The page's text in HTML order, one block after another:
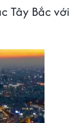
Tây Bắc với